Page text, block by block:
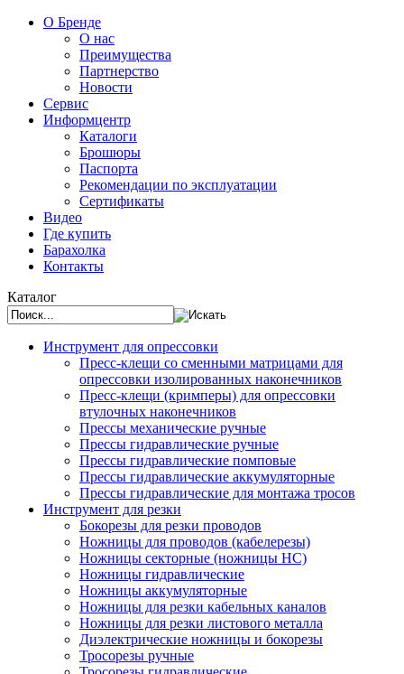
О Бренде
О нас
Преимущества
Партнерство
Новости
Сервис
Информцентр
Каталоги
Брошюры
Паспорта
Рекомендации по эксплуатации
Сертификаты
Видео
Где купить
Барахолка
Контакты
Каталог
Инструмент для опрессовки
Пресс-клещи со сменными матрицами для
опрессовки изолированных наконечников
Пресс-клещи (кримперы) для опрессовки
втулочных наконечников
Прессы механические ручные
Прессы гидравлические ручные
Прессы гидравлические помповые
Прессы гидравлические аккумуляторные
Прессы гидравлические для монтажа тросов
Инструмент для резки
Бокорезы для резки проводов
Ножницы для проводов (кабелерезы)
Ножницы секторные (ножницы НС)
Ножницы гидравлические
Ножницы аккумуляторные
Ножницы для резки кабельных каналов
Ножницы для резки листового металла
Диэлектрические ножницы и бокорезы
Тросорезы ручные